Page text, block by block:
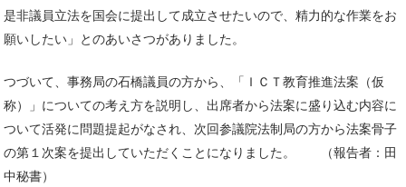
是非議員立法を国会に提出して成立させたいので、精力的な作業をお
願いしたい」とのあいさつがありました。
つづいて、事務局の石橋議員の方から、「ＩＣＴ教育推進法案（仮
称）」についての考え方を説明し、出席者から法案に盛り込む内容に
ついて活発に問題提起がなされ、次回参議院法制局の方から法案骨子
の第１次案を提出していただくことになりました。 （報告者：田
中秘書）